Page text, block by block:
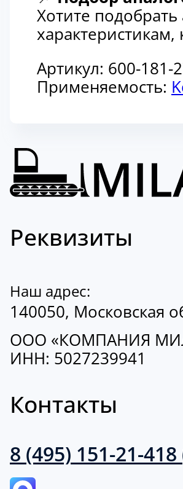
Хотите
Артикул: 600-181-
Применяемость:
Реквизиты
Наш адрес:
140050, Московская
ООО «КОМПАНИЯ
ИНН: 5027239941
Контакты
8 (495) 151-21-418